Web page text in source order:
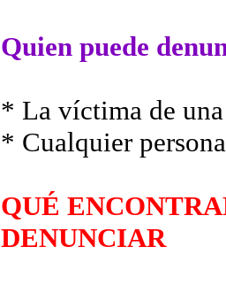
Quien puede
* La víctima de
* Cualquier
QUÉ
DENUNCIAR